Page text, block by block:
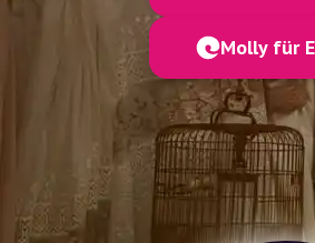
Molly für